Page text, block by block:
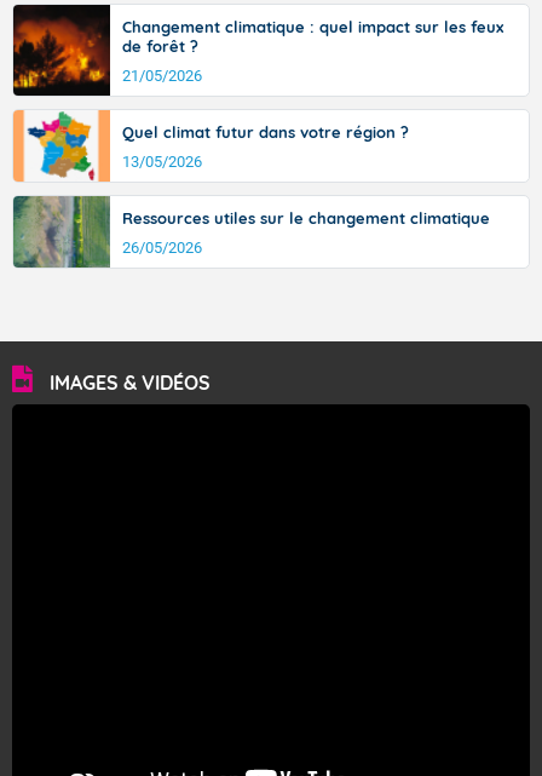
Changement climatique : quel impact sur les feux
de forêt ?
21/05/2026
Quel climat futur dans votre région ?
13/05/2026
Ressources utiles sur le changement climatique
26/05/2026
IMAGES & VIDÉOS